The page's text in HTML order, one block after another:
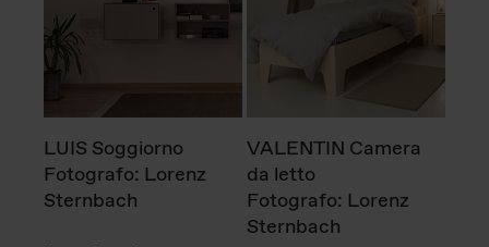
LUIS Soggiorno
Fotografo: Lorenz
Sternbach
VALENTIN Camera
da letto
Fotografo: Lorenz
Sternbach